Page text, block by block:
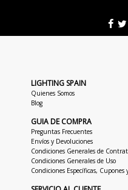
LIGHTING SPAIN
Quienes Somos
Blog
GUIA DE COMPRA
Preguntas Frecuentes
Envíos y Devoluciones
Condiciones Generales de
Condiciones Generales de Uso
Condiciones Específicas, Cupones